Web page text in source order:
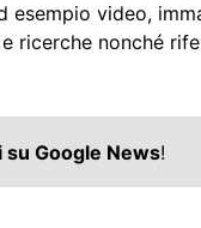
video,
ricerche nonché
su Google News!